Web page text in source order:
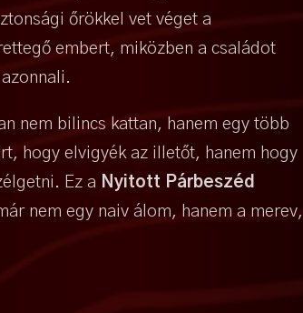
őrökkel vet véget a
embert, miközben a családot
nem bilincs kattan, hanem egy több
hogy elvigyék az illetőt, hanem hogy
Ez a Nyitott Párbeszéd
nem egy naiv álom, hanem a merev,